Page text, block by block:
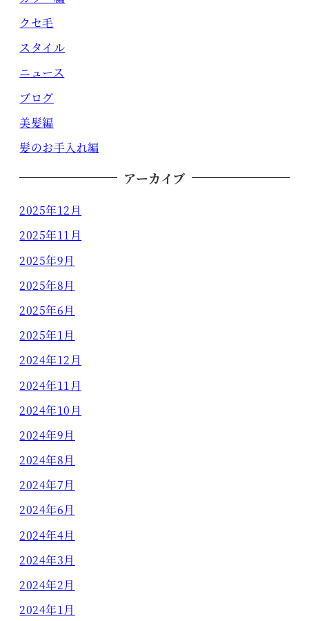
クセ毛
スタイル
ニュース
ブログ
美髪編
髪のお手入れ編
アーカイブ
2025年12月
2025年11月
2025年9月
2025年8月
2025年6月
2025年1月
2024年12月
2024年11月
2024年10月
2024年9月
2024年8月
2024年7月
2024年6月
2024年4月
2024年3月
2024年2月
2024年1月